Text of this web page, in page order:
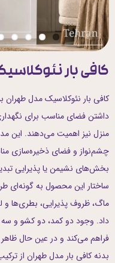
کافی بار
کافی بار نئوکلاسیک مدل طهران
داشتن فضای مناسب برای
منزل نیز اهمیت می‌دهند. این
چشم‌نواز و فضای ذخیره‌سازی
بخش‌های نشیمن یا پذیرایی
ساختار این محصول به گونه‌ای
ماگ، ظروف پذیرایی، بطری‌ها و
داد. وجود دو کمد، دو کشو و سه
فراهم می‌کند و در عین حال